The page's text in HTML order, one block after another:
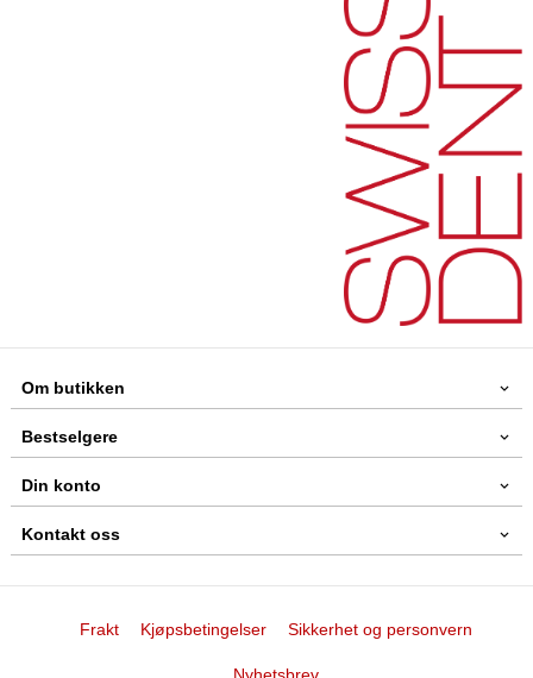
Om butikken
Bestselgere
Din konto
Kontakt oss
Frakt Kjøpsbetingelser Sikkerhet og personvern